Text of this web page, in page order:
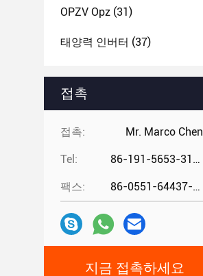
OPZV Opz (31)
태양력 인버터 (37)
접촉
접촉: Mr. Marco Chen
Tel: 86-191-5653-3194
팩스: 86-0551-64437-729
지금 접촉하세요